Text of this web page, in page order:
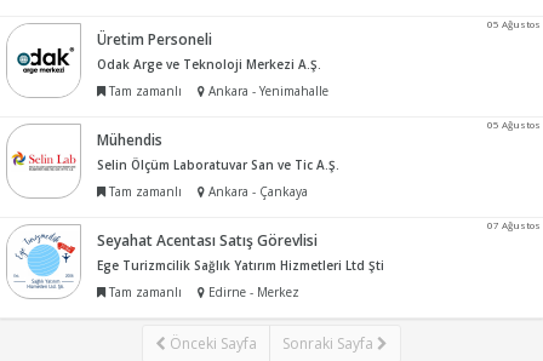
05 Ağustos
Üretim Personeli
Odak Arge ve Teknoloji Merkezi A.Ş.
Tam zamanlı
Ankara - Yenimahalle
05 Ağustos
Mühendis
Selin Ölçüm Laboratuvar San ve Tic A.Ş.
Tam zamanlı
Ankara - Çankaya
07 Ağustos
Seyahat Acentası Satış Görevlisi
Ege Turizmcilik Sağlık Yatırım Hizmetleri Ltd Şti
Tam zamanlı
Edirne - Merkez
Önceki Sayfa Sonraki Sayfa